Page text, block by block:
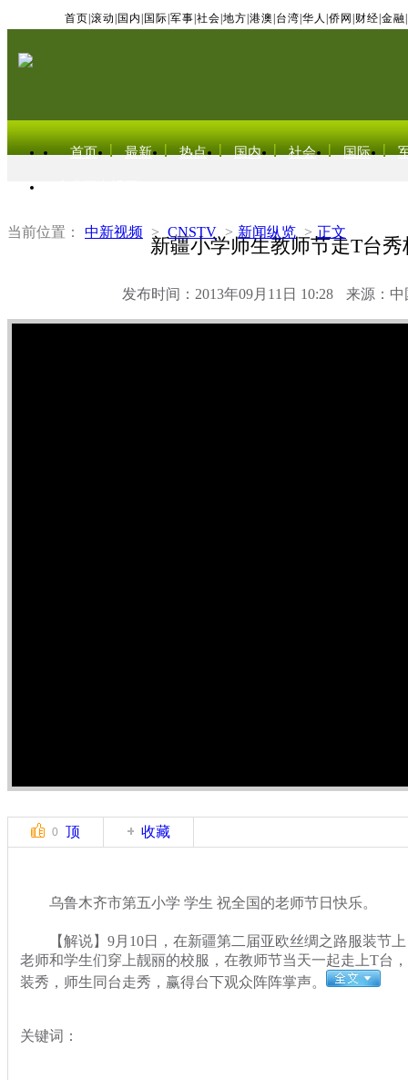
首页 滚动 国内 国际 军事 社会 地方 港澳 台湾 华人 侨网 财经 金融
首页 最新 热点 国内 社会 国际
当前位置： 中新视频 > CNSTV > 新闻纵览 > 正文
新疆小学师生教师节走T台秀
发布时间：2013年09月11日 10:28 来源：中
0 顶 收藏
乌鲁木齐市第五小学 学生 祝全国的老师节日快乐。
【解说】9月10日，在新疆第二届亚欧丝绸之路服装节上
老师和学生们穿上靓丽的校服，在教师节当天一起走上T台
装秀，师生同台走秀，赢得台下观众阵阵掌声。
关键词：